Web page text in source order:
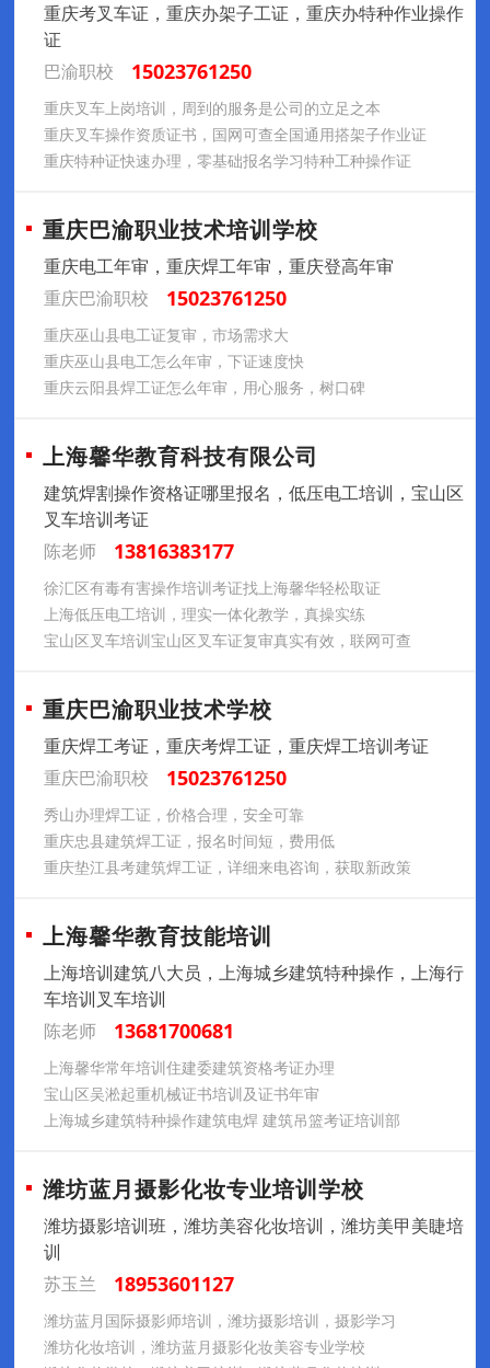
重庆考叉车证，重庆办架子工证，重庆办特种作业操作
证
巴渝职校
15023761250
重庆叉车上岗培训，周到的服务是公司的立足之本
重庆叉车操作资质证书，国网可查全国通用搭架子作业证
重庆特种证快速办理，零基础报名学习特种工种操作证
重庆巴渝职业技术培训学校
重庆电工年审，重庆焊工年审，重庆登高年审
重庆巴渝职校
15023761250
重庆巫山县电工证复审，市场需求大
重庆巫山县电工怎么年审，下证速度快
重庆云阳县焊工证怎么年审，用心服务，树口碑
上海馨华教育科技有限公司
建筑焊割操作资格证哪里报名，低压电工培训，宝山区
叉车培训考证
陈老师
13816383177
徐汇区有毒有害操作培训考证找上海馨华轻松取证
上海低压电工培训，理实一体化教学，真操实练
宝山区叉车培训宝山区叉车证复审真实有效，联网可查
重庆巴渝职业技术学校
重庆焊工考证，重庆考焊工证，重庆焊工培训考证
重庆巴渝职校
15023761250
秀山办理焊工证，价格合理，安全可靠
重庆忠县建筑焊工证，报名时间短，费用低
重庆垫江县考建筑焊工证，详细来电咨询，获取新政策
上海馨华教育技能培训
上海培训建筑八大员，上海城乡建筑特种操作，上海行
车培训叉车培训
陈老师
13681700681
上海馨华常年培训住建委建筑资格考证办理
宝山区吴淞起重机械证书培训及证书年审
上海城乡建筑特种操作建筑电焊 建筑吊篮考证培训部
潍坊蓝月摄影化妆专业培训学校
潍坊摄影培训班，潍坊美容化妆培训，潍坊美甲美睫培
训
苏玉兰
18953601127
潍坊蓝月国际摄影师培训，潍坊摄影培训，摄影学习
潍坊化妆培训，潍坊蓝月摄影化妆美容专业学校